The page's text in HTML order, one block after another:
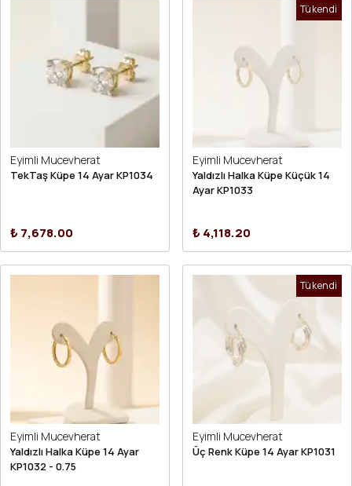
Eyimli Mucevherat
TekTaş Küpe 14 Ayar KP1034
₺ 7,678.00
Tükendi
Eyimli Mucevherat
Yaldızlı Halka Küpe Küçük 14
Ayar KP1033
₺ 4,118.20
Eyimli Mucevherat
Yaldızlı Halka Küpe 14 Ayar
KP1032 - 0.75
Tükendi
Eyimli Mucevherat
Üç Renk Küpe 14 Ayar KP1031